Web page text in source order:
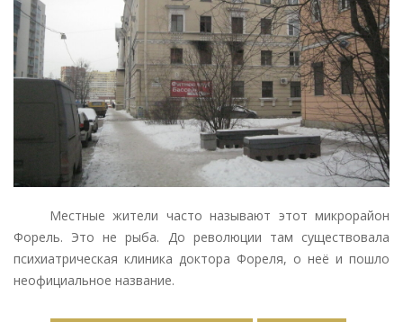
Местные жители часто называют этот микрорайон
Форель. Это не рыба. До революции там существовала
психиатрическая клиника доктора Фореля, о неё и пошло
неофициальное название.